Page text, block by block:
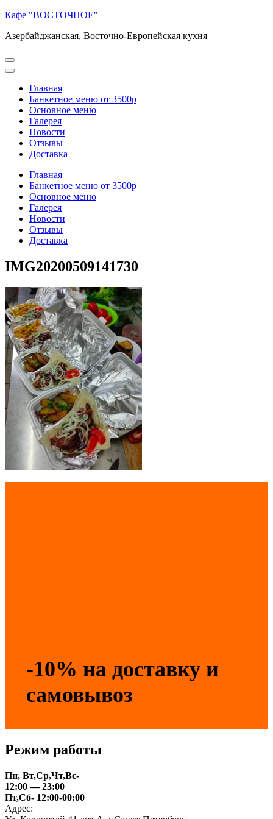
Перейти
содержимому
Enter)
Кафе "ВОСТОЧНОЕ"
Азербайджанская, Восточно-Европейская кухня
Главная
Банкетное меню от 3500р
Основное меню
Галерея
Новости
Отзывы
Доставка
Главная
Банкетное меню от 3500р
Основное меню
Галерея
Новости
Отзывы
Доставка
IMG20200509141730
-10% на доставку и
самовывоз
Режим работы
Пн, Вт,Ср,Чт,Вс-
12:00 — 23:00
Пт,Сб- 12:00-00:00
Адрес: